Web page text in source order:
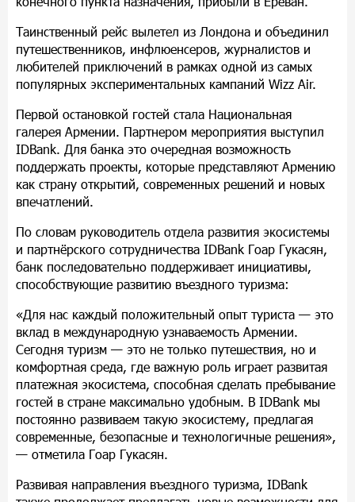
Таинственный рейс вылетел из Лондона и объединил
путешественников, инфлюенсеров, журналистов и
любителей приключений в рамках одной из самых
популярных экспериментальных кампаний Wizz Air.
Первой остановкой гостей стала Национальная
галерея Армении. Партнером мероприятия выступил
IDBank. Для банка это очередная возможность
поддержать проекты, которые представляют Армению
как страну открытий, современных решений и новых
впечатлений.
По словам руководитель отдела развития экосистемы
и партнёрского сотрудничества IDBank Гоар Гукасян,
банк последовательно поддерживает инициативы,
способствующие развитию въездного туризма:
«Для нас каждый положительный опыт туриста — это
вклад в международную узнаваемость Армении.
Сегодня туризм — это не только путешествия, но и
комфортная среда, где важную роль играет развитая
платежная экосистема, способная сделать пребывание
гостей в стране максимально удобным. В IDBank мы
постоянно развиваем такую экосистему, предлагая
современные, безопасные и технологичные решения»,
— отметила Гоар Гукасян.
Развивая направления въездного туризма, IDBank